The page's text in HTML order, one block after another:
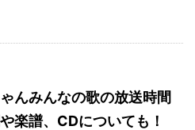
んみんなの歌の放送時間
楽譜、CDについても！